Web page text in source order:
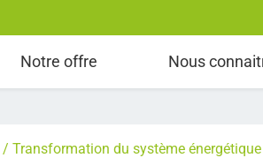
Notre offre
Gestion du groupe
Nous
Transformation du système énergétique